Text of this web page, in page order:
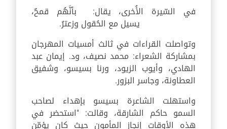
في السّيرة الأُخرى، يقال: بأنَّهُم قمحٌ،
يسيل مع الحُقول وزعترُ.
وتواصلت القراءات في ثالث أمسيات المهرجان
بمشاركة الشعراء: محمد نصيف، ود. إيمان عبد
الهادي، وأيوب الزيود، ورنا بسيسو، وشفيق
العطاونة، وجاسر البزور.
واستهلت الشاعرة بسيسو بإهداء لصاحب
السمو حاكم الشارقة، وقالت: "استحضر في
هذه الأوقات إنجاز المأمون حيث كان يؤمّن